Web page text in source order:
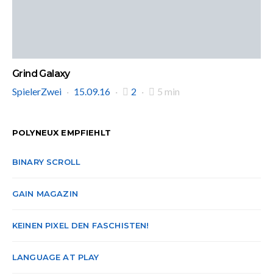
Grind Galaxy
SpielerZwei
15.09.16 2 5 min
POLYNEUX EMPFIEHLT
BINARY SCROLL
GAIN MAGAZIN
KEINEN PIXEL DEN FASCHISTEN!
LANGUAGE AT PLAY